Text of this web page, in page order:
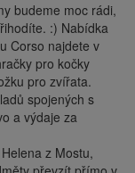
budeme moc rádi,
:) Nabídka
Corso najdete v
pro kočky
pro zvířata.
spojených s
a výdaje za
z Mostu,